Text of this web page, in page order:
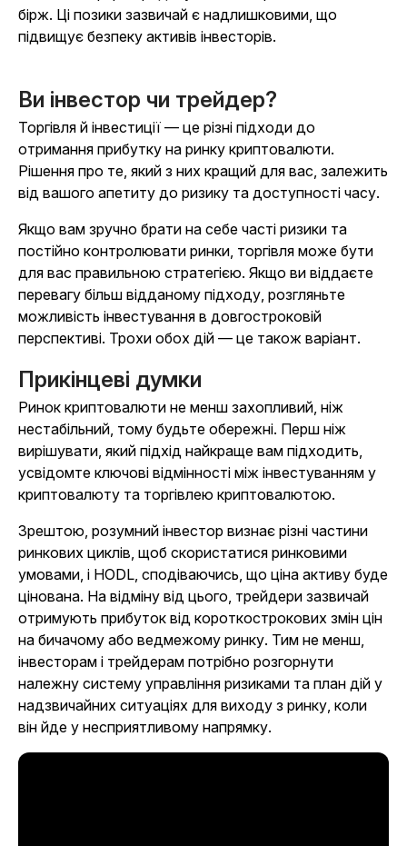
бірж. Ці позики зазвичай є надлишковими, що
підвищує безпеку активів інвесторів.
Ви інвестор чи трейдер?
Торгівля й інвестиції — це різні підходи до
отримання прибутку на ринку криптовалюти.
Рішення про те, який з них кращий для вас, залежить
від вашого апетиту до ризику та доступності часу.
Якщо вам зручно брати на себе часті ризики та
постійно контролювати ринки, торгівля може бути
для вас правильною стратегією. Якщо ви віддаєте
перевагу більш відданому підходу, розгляньте
можливість інвестування в довгостроковій
перспективі. Трохи обох дій — це також варіант.
Прикінцеві думки
Ринок криптовалюти не менш захопливий, ніж
нестабільний, тому будьте обережні. Перш ніж
вирішувати, який підхід найкраще вам підходить,
усвідомте ключові відмінності між інвестуванням у
криптовалюту та торгівлею криптовалютою.
Зрештою, розумний інвестор визнає різні частини
ринкових циклів, щоб скористатися ринковими
умовами, і HODL, сподіваючись, що ціна активу буде
цінована. На відміну від цього, трейдери зазвичай
отримують прибуток від короткострокових змін цін
на бичачому або ведмежому ринку. Тим не менш,
інвесторам і трейдерам потрібно розгорнути
належну систему управління ризиками та план дій у
надзвичайних ситуаціях для виходу з ринку, коли
він йде у несприятливому напрямку.